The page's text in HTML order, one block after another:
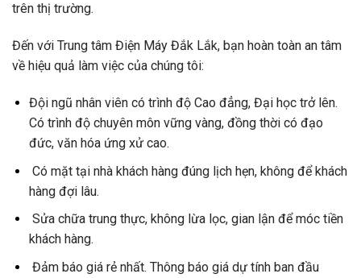
trên thị trường.
Đến với Trung tâm Điện Máy Đắk Lắk, bạn hoàn toàn an tâm
về hiệu quả làm việc của chúng tôi:
Đội ngũ nhân viên có trình độ Cao đẳng, Đại học trở lên.
Có trình độ chuyên môn vững vàng, đồng thời có đạo
đức, văn hóa ứng xử cao.
Có mặt tại nhà khách hàng đúng lịch hẹn, không để khách
hàng đợi lâu.
Sửa chữa trung thực, không lừa lọc, gian lận để móc tiền
khách hàng.
Đảm báo giá rẻ nhất. Thông báo giá dự tính ban đầu